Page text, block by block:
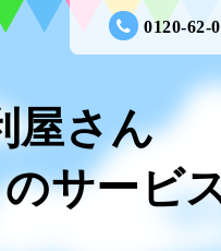
0120-62-
屋さん
のサー